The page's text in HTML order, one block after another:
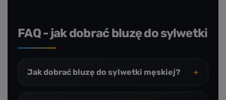
FAQ - jak dobrać bluzę do sylwetki
Jak dobrać bluzę do sylwetki męskiej?